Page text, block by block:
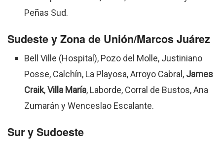
Peñas Sud.
Sudeste y Zona de Unión/Marcos Juárez
Bell Ville (Hospital), Pozo del Molle, Justiniano
Posse, Calchín, La Playosa, Arroyo Cabral, James
Craik,Villa María, Laborde, Corral de Bustos, Ana
Zumarán y Wenceslao Escalante.
Sur y Sudoeste